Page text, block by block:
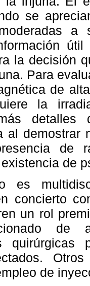
se
a
la decisión
Para
de
la
al
de
de
es
concierto
un rol
de
de